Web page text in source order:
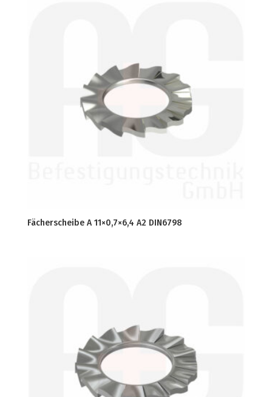
Fächerscheibe A 11×0,7×6,4 A2 DIN6798